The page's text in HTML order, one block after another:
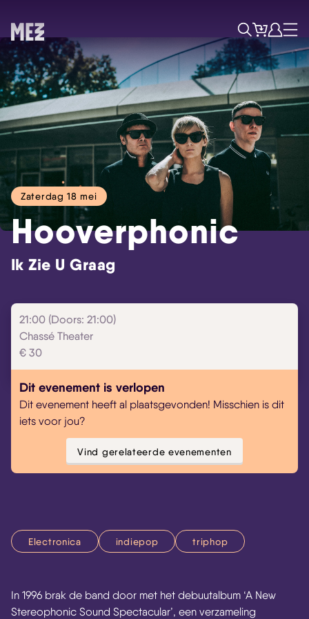
ZoekTicketsAccount
Menu
Zaterdag 18 mei
Hooverphonic
Ik Zie U Graag
21:00 (Doors: 21:00)
Chassé Theater
€ 30
Dit evenement is verlopen
Dit evenement heeft al plaatsgevonden! Misschien is dit
iets voor jou?
Vind gerelateerde evenementen
Electronica indiepop triphop
In 1996 brak de band door met het debuutalbum ‘A New
Stereophonic Sound Spectacular’, een verzameling